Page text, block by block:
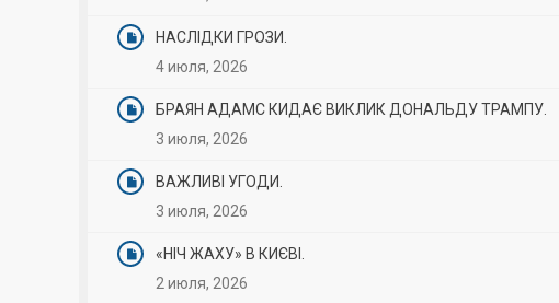
НАСЛІДКИ ГРОЗИ.
4 июля, 2026
БРАЯН АДАМС КИДАЄ ВИКЛИК ДОНАЛЬДУ ТРАМПУ.
3 июля, 2026
ВАЖЛИВІ УГОДИ.
3 июля, 2026
«НІЧ ЖАХУ» В КИЄВІ.
2 июля, 2026